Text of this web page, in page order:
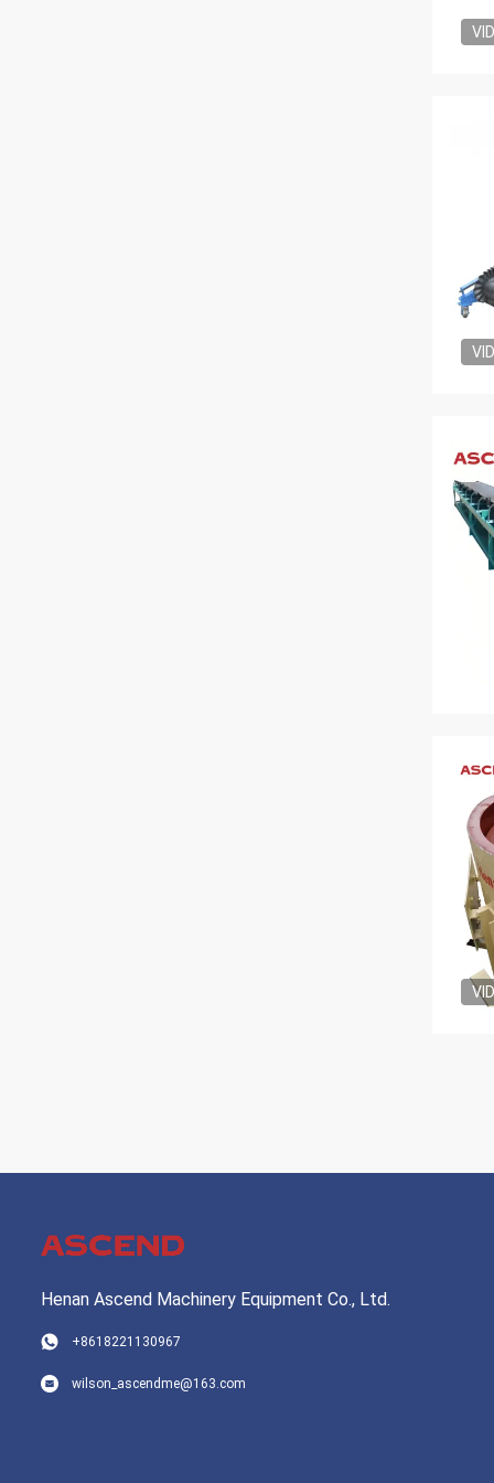
Henan Ascend Machinery Equipment Co., Ltd.
+8618221130967
wilson_ascendme@163.com